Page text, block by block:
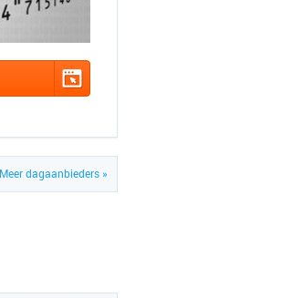
Meer dagaanbieders »